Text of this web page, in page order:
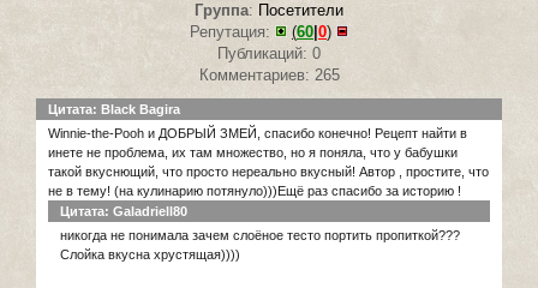
Группа: Посетители
Репутация:
(60 0)
Публикаций: 0
Комментариев: 265
Цитата: Black Bagira
Winnie-the-Pooh и ДОБРЫЙ ЗМЕЙ, спасибо конечно! Рецепт найти в
инете не проблема, их там множество, но я поняла, что у бабушки
такой вкуснющий, что просто нереально вкусный! Автор , простите, что
не в тему! (на кулинарию потянуло)))Ещё раз спасибо за историю !
Цитата: Galadriell80
никогда не понимала зачем слоёное тесто портить пропиткой???
Слойка вкусна хрустящая))))